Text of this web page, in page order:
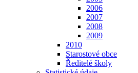
2006
2007
2008
2009
2010
Starostové obce
Ředitelé školy